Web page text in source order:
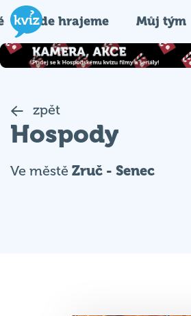
Kde hrajeme Můj tým
zpět
Hospody
Ve městě Zruč - Senec